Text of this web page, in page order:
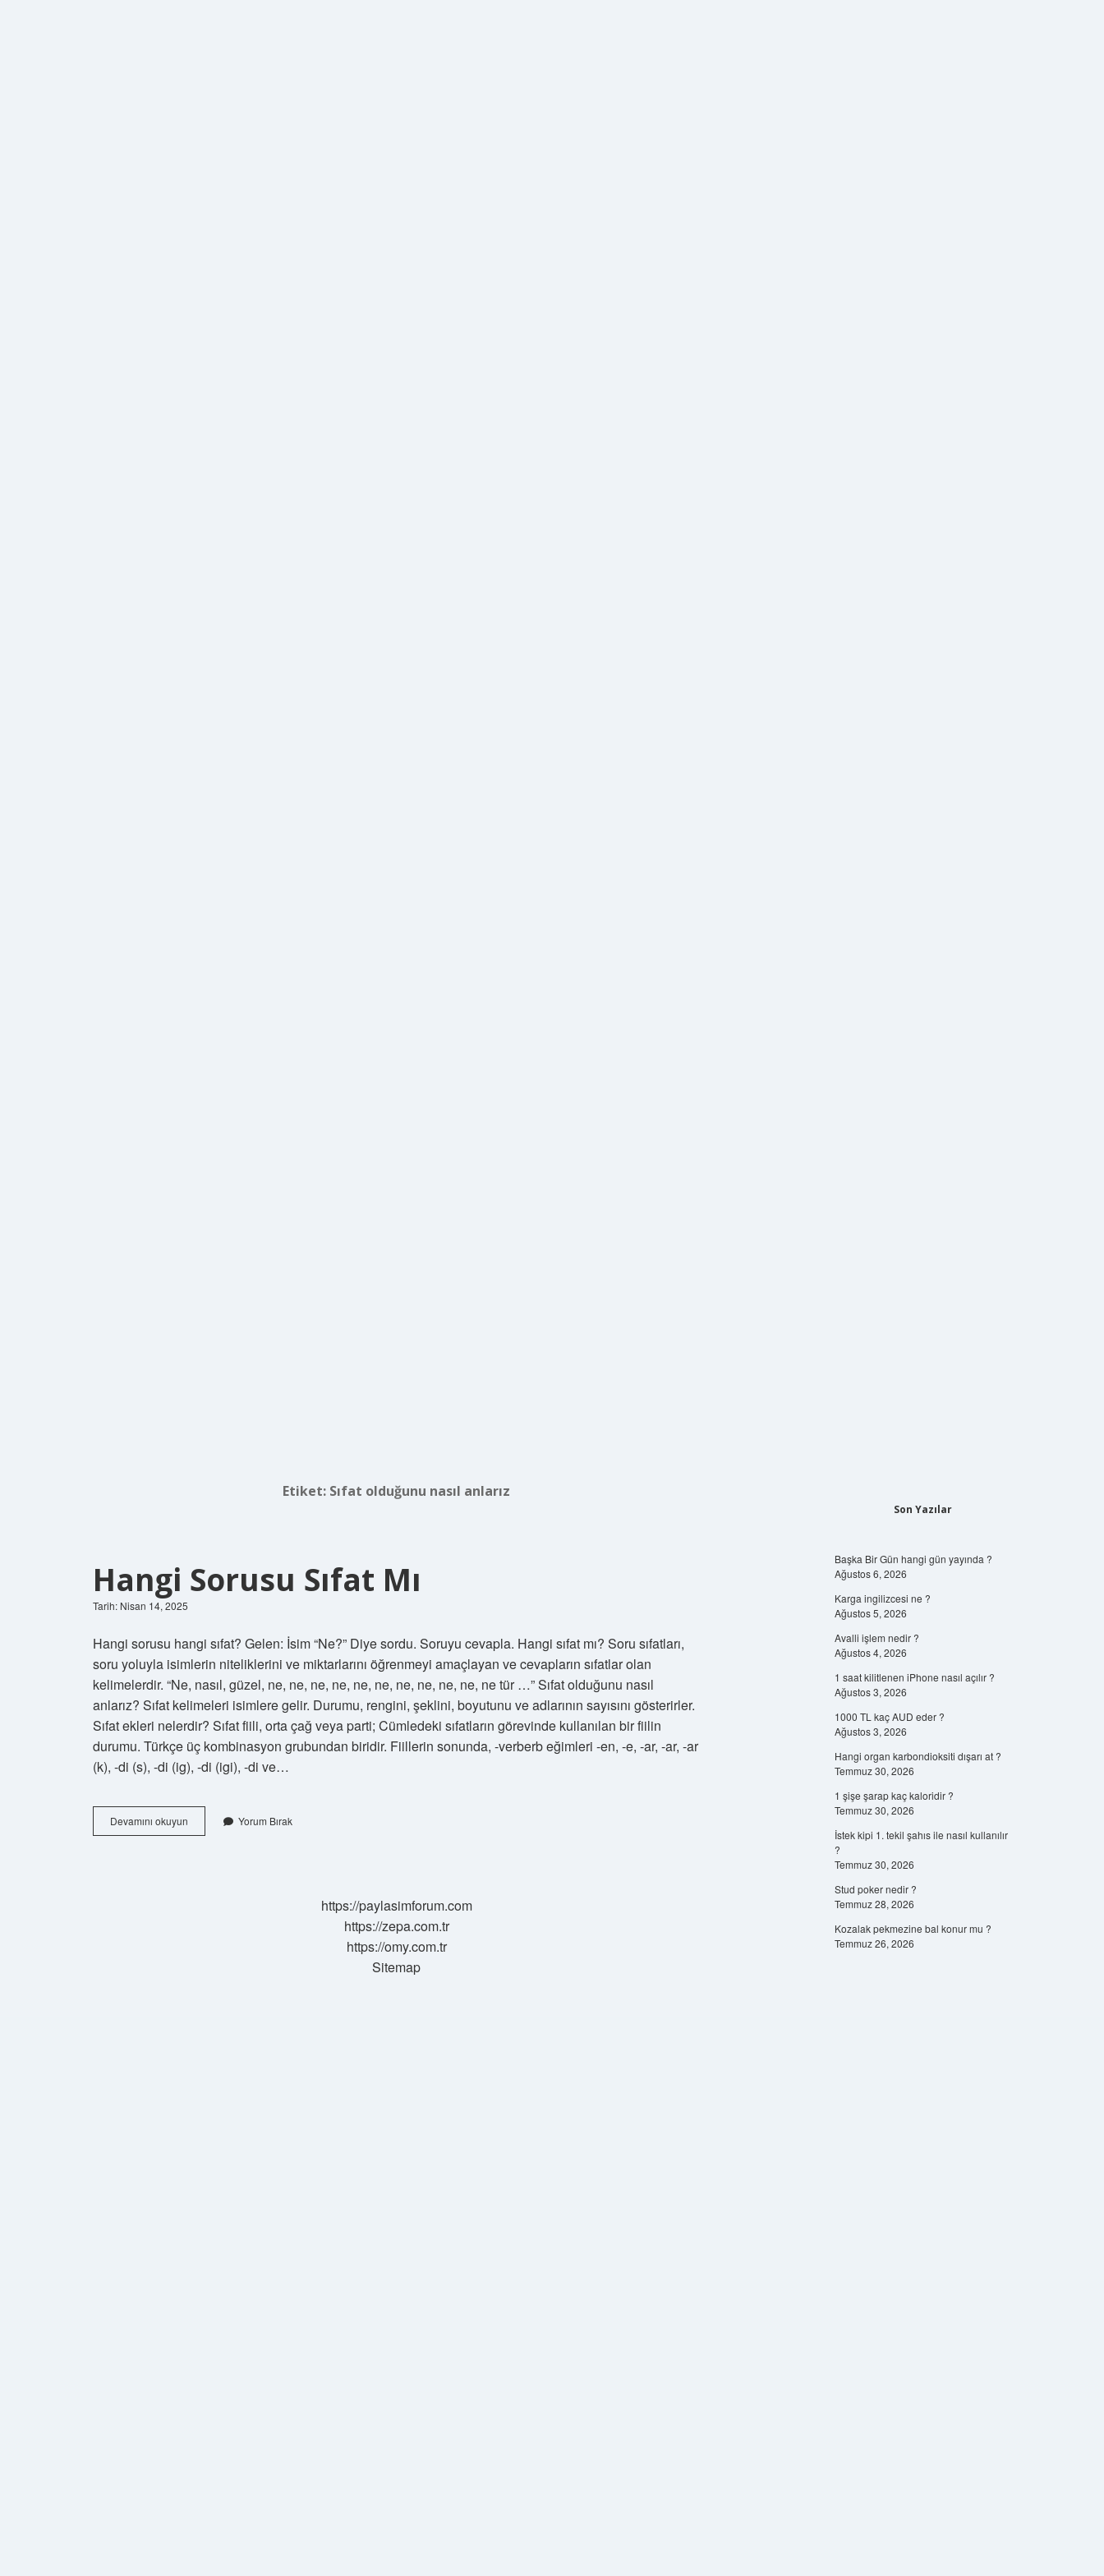
Etiket: Sıfat olduğunu nasıl anlarız
Hangi Sorusu Sıfat Mı
Tarih: Nisan 14, 2025
Hangi sorusu hangi sıfat? Gelen: İsim “Ne?” Diye sordu. Soruyu cevapla. Hangi sıfat mı? Soru sıfatları,
soru yoluyla isimlerin niteliklerini ve miktarlarını öğrenmeyi amaçlayan ve cevapların sıfatlar olan
kelimelerdir. “Ne, nasıl, güzel, ne, ne, ne, ne, ne, ne, ne, ne, ne, ne, ne tür …” Sıfat olduğunu nasıl
anlarız? Sıfat kelimeleri isimlere gelir. Durumu, rengini, şeklini, boyutunu ve adlarının sayısını gösterirler.
Sıfat ekleri nelerdir? Sıfat fiili, orta çağ veya parti; Cümledeki sıfatların görevinde kullanılan bir fiilin
durumu. Türkçe üç kombinasyon grubundan biridir. Fiillerin sonunda, -verberb eğimleri -en, -e, -ar, -ar, -ar
(k), -di (s), -di (ig), -di (igi), -di ve…
Devamını okuyun
Sorusu
Yorum Bırak
https://paylasimforum.com
https://zepa.com.tr
https://omy.com.tr
Sitemap
Son Yazılar
Başka Bir Gün hangi gün yayında ?
Ağustos 6, 2026
Karga ingilizcesi ne ?
Ağustos 5, 2026
Avalli işlem nedir ?
Ağustos 4, 2026
1 saat kilitlenen iPhone nasıl açılır ?
Ağustos 3, 2026
1000 TL kaç AUD eder ?
Ağustos 3, 2026
Hangi organ karbondioksiti dışarı at ?
Temmuz 30, 2026
1 şişe şarap kaç kaloridir ?
Temmuz 30, 2026
İstek kipi 1. tekil şahıs ile nasıl kullanılır
?
Temmuz 30, 2026
Stud poker nedir ?
Temmuz 28, 2026
Kozalak pekmezine bal konur mu ?
Temmuz 26, 2026